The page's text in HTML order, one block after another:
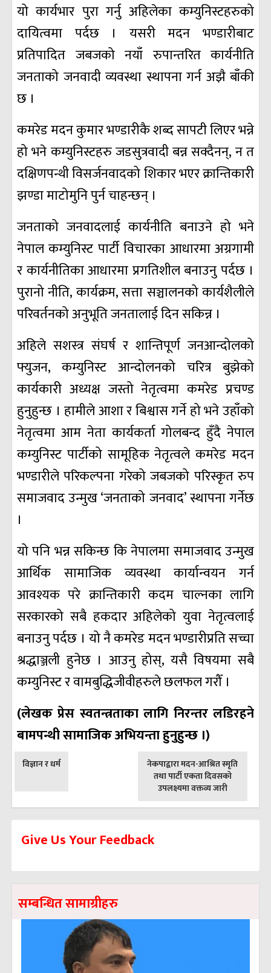
यो कार्यभार पुरा गर्नु अहिलेका कम्युनिस्टहरुको
दायित्वमा पर्दछ । यसरी मदन भण्डारीबाट
प्रतिपादित जबजको नयाँ रुपान्तरित कार्यनीति
जनताको जनवादी व्यवस्था स्थापना गर्न अझै बाँकी
छ ।
कमरेड मदन कुमार भण्डारीकै शब्द सापटी लिएर भन्ने
हो भने कम्युनिस्टहरु जडसुत्रवादी बन्न सक्दैनन्, न त
दक्षिणपन्थी विसर्जनवादको शिकार भएर क्रान्तिकारी
झण्डा माटोमुनि पुर्न चाहन्छन् ।
जनताको जनवादलाई कार्यनीति बनाउने हो भने
नेपाल कम्युनिस्ट पार्टी विचारका आधारमा अग्रगामी
र कार्यनीतिका आधारमा प्रगतिशील बनाउनु पर्दछ ।
पुरानो नीति, कार्यक्रम, सत्ता सञ्चालनको कार्यशैलीले
परिवर्तनको अनुभूति जनतालाई दिन सकिन्न ।
अहिले सशस्त्र संघर्ष र शान्तिपूर्ण जनआन्दोलको
फ्युजन, कम्युनिस्ट आन्दोलनको चरित्र बुझेको
कार्यकारी अध्यक्ष जस्तो नेतृत्वमा कमरेड प्रचण्ड
हुनुहुन्छ । हामीले आशा र बिश्वास गर्ने हो भने उहाँको
नेतृत्वमा आम नेता कार्यकर्ता गोलबन्द हुँदै नेपाल
कम्युनिस्ट पार्टीको सामूहिक नेतृत्वले कमरेड मदन
भण्डारीले परिकल्पना गरेको जबजको परिस्कृत रुप
समाजवाद उन्मुख ‘जनताको जनवाद’ स्थापना गर्नेछ
।
यो पनि भन्न सकिन्छ कि नेपालमा समाजवाद उन्मुख
आर्थिक सामाजिक व्यवस्था कार्यान्वयन गर्न
आवश्यक परे क्रान्तिकारी कदम चाल्नका लागि
सरकारको सबै हकदार अहिलेको युवा नेतृत्वलाई
बनाउनु पर्दछ । यो नै कमरेड मदन भण्डारीप्रति सच्चा
श्रद्धाञ्जली हुनेछ । आउनु होस्, यसै विषयमा सबै
कम्युनिस्ट र वामबुद्धिजीवीहरुले छलफल गरौँ ।
(लेखक प्रेस स्वतन्त्रताका लागि निरन्तर लडिरहने
बामपन्थी सामाजिक अभियन्ता हुनुहुन्छ ।)
पछिल्लाे
विज्ञान र धर्म
अघिल्लाे
नेकपाद्वारा मदन-आश्रित स्मृति
तथा पार्टी एकता दिवसको
उपलक्ष्यमा वक्तव्य जारी
Give Us Your Feedback
सम्बन्धित सामाग्रीहरु